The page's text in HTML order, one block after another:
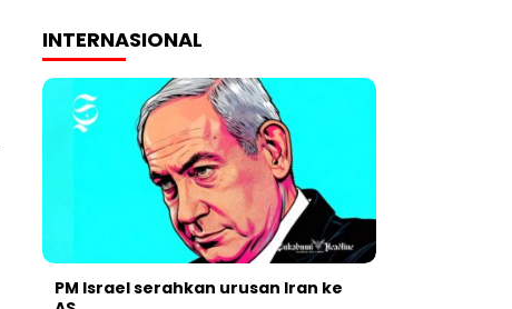
INTERNASIONAL
PM Israel serahkan urusan Iran ke